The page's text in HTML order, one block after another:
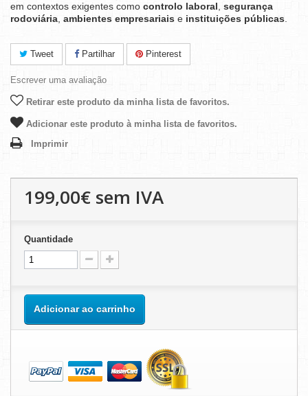
em contextos exigentes como controlo laboral segurança
rodoviária ambientes empresariais e instituições públicas
Tweet Partilhar Pinterest
Escrever uma avaliação
Retirar este produto da minha lista de favoritos.
Adicionar este produto à minha lista de favoritos.
Imprimir
199,00€ sem IVA
Quantidade
Adicionar ao carrinho